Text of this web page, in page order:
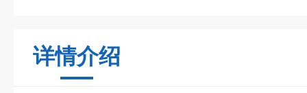
详情介绍